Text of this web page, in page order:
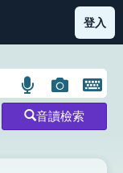
部首索引表圖示
登入
語
言
搜
圖
片
搜
開
鍵
圖
音讀檢索